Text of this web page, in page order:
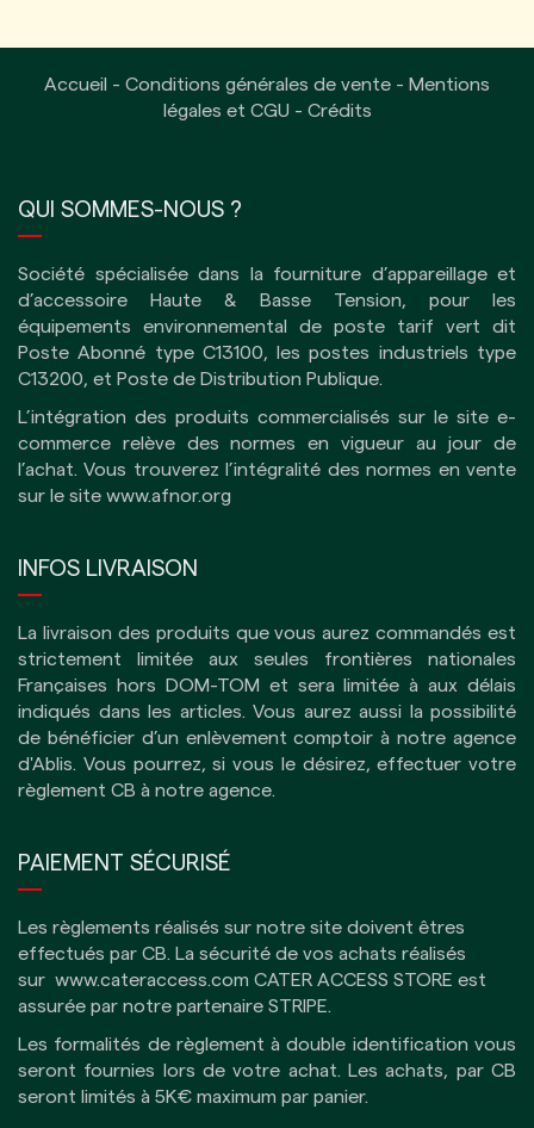
Accueil - Conditions générales de vente - Mentions
légales et CGU - Crédits
QUI SOMMES-NOUS ?
Société spécialisée dans la fourniture d’appareillage et
d’accessoire Haute & Basse Tension, pour les
équipements environnemental de poste tarif vert dit
Poste Abonné type C13100, les postes industriels type
C13200, et Poste de Distribution Publique.
L’intégration des produits commercialisés sur le site e-
commerce relève des normes en vigueur au jour de
l’achat. Vous trouverez l’intégralité des normes en vente
sur le site www.afnor.org
INFOS LIVRAISON
La livraison des produits que vous aurez commandés est
strictement limitée aux seules frontières nationales
Françaises hors DOM-TOM et sera limitée à aux délais
indiqués dans les articles. Vous aurez aussi la possibilité
de bénéficier d’un enlèvement comptoir à notre agence
d'Ablis. Vous pourrez, si vous le désirez, effectuer votre
règlement CB à notre agence.
PAIEMENT SÉCURISÉ
Les règlements réalisés sur notre site doivent êtres
effectués par CB. La sécurité de vos achats réalisés
sur www.cateraccess.com CATER ACCESS STORE est
assurée par notre partenaire STRIPE.
Les formalités de règlement à double identification vous
seront fournies lors de votre achat. Les achats, par CB
seront limités à 5K€ maximum par panier.